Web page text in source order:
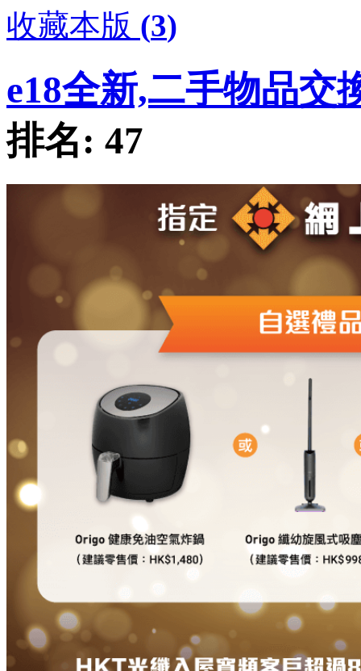
收藏本版 (3)
e18全新,二手物品交
排名: 47